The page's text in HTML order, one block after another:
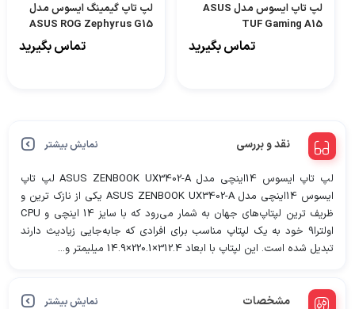
لپ تاپ ایسوس مدل ASUS
TUF Gaming A15
FA506NFR-HN190 R7
7435HS 16GB 512GB
تماس بگیرید
لپ تاپ گیمینگ ایسوس مدل
ASUS ROG Zephyrus G15
تماس بگیرید
نقد و بررسی نمایش بیشتر
لپ تاپ ایسوس 14اینچی مدل ASUS ZENBOOK UX3402-A لپ تاپ
ایسوس 14اینچی مدل ASUS ZENBOOK UX3402-A یکی از نازک ترین و
ظریف ترین لپتاپ‌های جهان به شمار می‌رود که با سایز 14 اینچی و CPU
اولترا9 خود به یک لپتاپ مناسب برای افرادی که جابه‌جایی زیادیث دارند
تبدیل شده است. این لپتاپ با ابعاد 312.4×220.1×14.9 میلیمتر و...
مشخصات نمایش بیشتر